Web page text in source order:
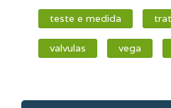
teste e medida
valvulas vega